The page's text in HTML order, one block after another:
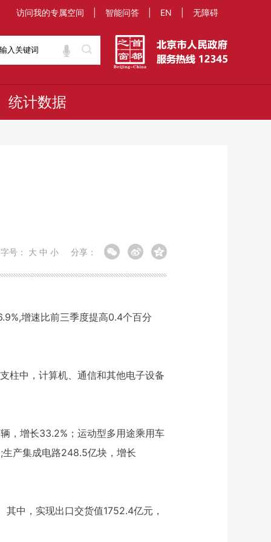
访问我的专属空间 智能问答 EN 无障碍
统计数据
字号： 大 中 小 分享：
增速比前三季度提高0.4个百分
柱中，计算机、通信和其他电子设备
，增长33.2%；运动型多用途乘用车
生产集成电路248.5亿块，增长
中，实现出口交货值1752.4亿元，